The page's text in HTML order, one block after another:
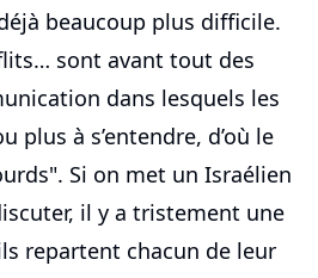
beaucoup plus difficile.
sont avant tout des
dans lesquels les
plus à s’entendre, d’où le
Si on met un Israélien
il y a tristement une
repartent chacun de leur